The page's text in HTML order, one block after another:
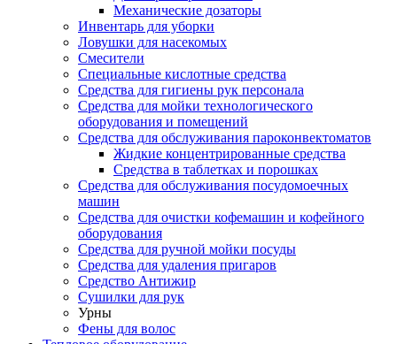
Механические дозаторы
Инвентарь для уборки
Ловушки для насекомых
Смесители
Специальные кислотные средства
Средства для гигиены рук персонала
Средства для мойки технологического
оборудования и помещений
Средства для обслуживания пароконвектоматов
Жидкие концентрированные средства
Средства в таблетках и порошках
Средства для обслуживания посудомоечных
машин
Средства для очистки кофемашин и кофейного
оборудования
Средства для ручной мойки посуды
Средства для удаления пригаров
Средство Антижир
Сушилки для рук
Урны
Фены для волос